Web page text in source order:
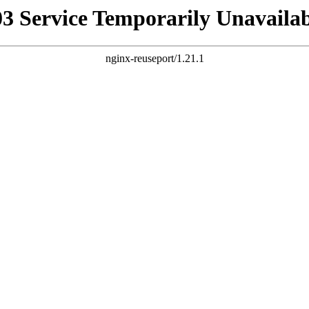
Service Temporarily
nginx-reuseport/1.21.1